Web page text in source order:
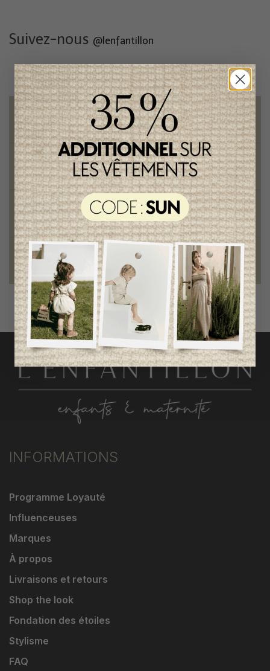
Suivez-nous @lenfantillon
Livraison gratuite
sur toute commande de 100 $ et plus
Vêtements chics et tendances
pour mamans et enfants
Style et élégance
qualité remarquable
Fondation des étoiles
fiers de collaborer à une bonne cause
INFORMATIONS
Programme Loyauté
Influenceuses
Marques
À propos
Livraisons et retours
Shop the look
Fondation des étoiles
Stylisme
FAQ